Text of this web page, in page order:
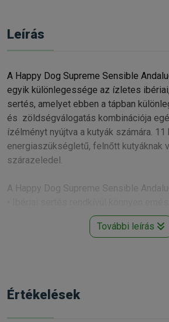
Leírás
A Happy Dog Supreme Sensible
egyik különlegessége az ízletes
sertés, amelyet ebben a tápban
és zöldségválogatás kombinációja
ízélményt nyújtva a kutyák számára. 11
energiaszükségletű, felnőtt kutyáknak
szárazeledel.
A Happy Dog Supreme Sensible
• Búzamentes összetétel
• Különösen gyomor- és bélbarát
zsírok, hidrolizált fehérje,
(cukormentesített), almatörköly*,
klorid, paprika* (piros és zöld),
További leírás
Értékelések